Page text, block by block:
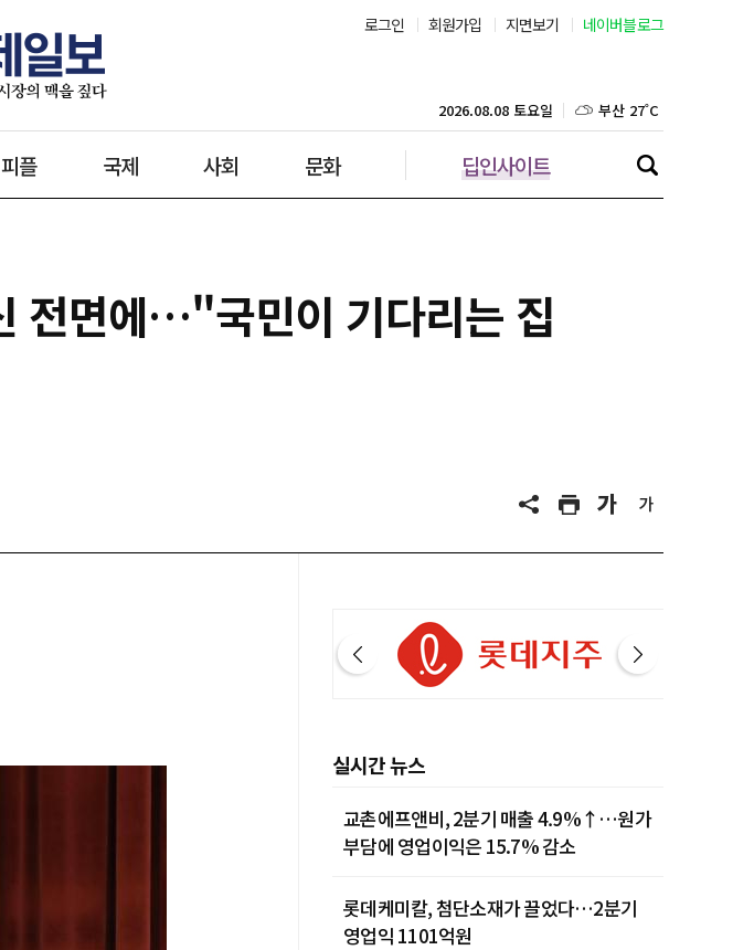
로그인 회원가입 지면보기 네이버블로그
피플 국제 사회 문화 딥인사이트
2026.08.08 토요일 대구 25˚C
인천 28˚C
전면에…"국민이 기다리는 집
실시간 뉴스
교촌에프앤비, 2분기 매출 4.9%↑…원가
부담에 영업이익은 15.7% 감소
롯데케미칼, 첨단소재가 끌었다…2분기
영업익 1101억원